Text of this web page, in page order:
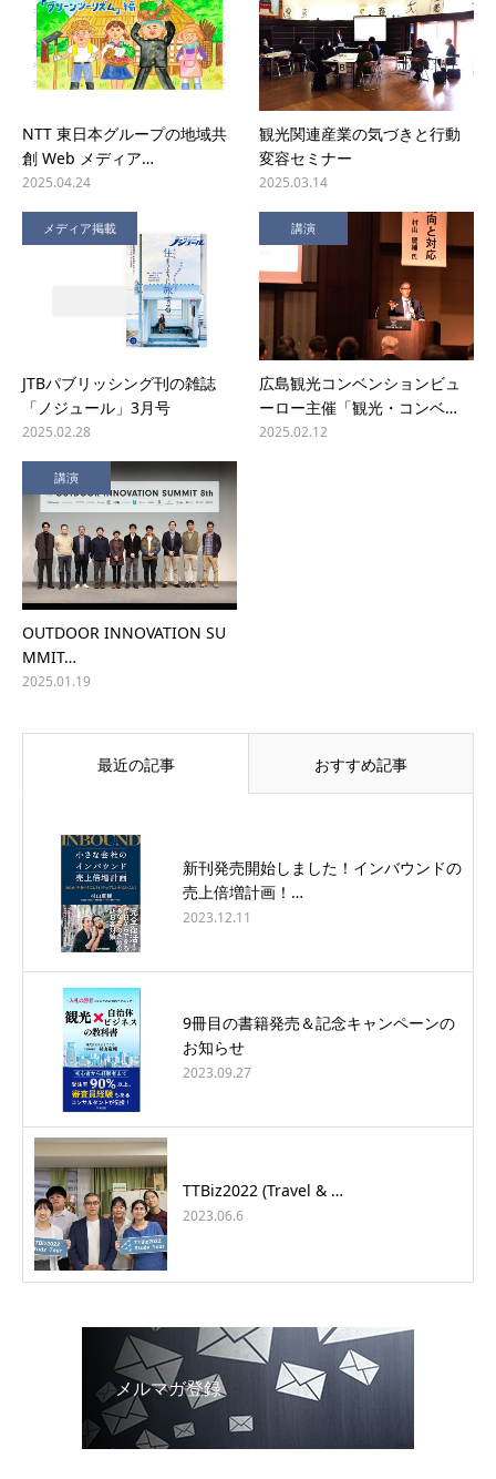
NTT 東日本グループの地域共
創 Web メディア…
2025.04.24
観光関連産業の気づきと行動
変容セミナー
2025.03.14
メディア掲載
JTBパブリッシング刊の雑誌
「ノジュール」3月号
2025.02.28
講演
広島観光コンベンションビュ
ーロー主催「観光・コンベ…
2025.02.12
講演
OUTDOOR INNOVATION SU
MMIT…
2025.01.19
最近の記事 おすすめ記事
新刊発売開始しました！インバウンドの
売上倍増計画！…
2023.12.11
9冊目の書籍発売＆記念キャンペーンの
お知らせ
2023.09.27
TTBiz2022 (Travel & …
2023.06.6
メルマガ登録